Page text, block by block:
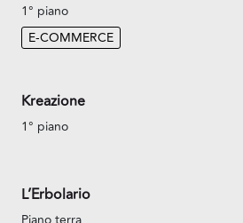
1° piano
E-COMMERCE
Kreazione
1° piano
L’Erbolario